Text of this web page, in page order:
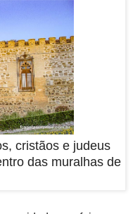
cristãos e judeus
das muralhas de